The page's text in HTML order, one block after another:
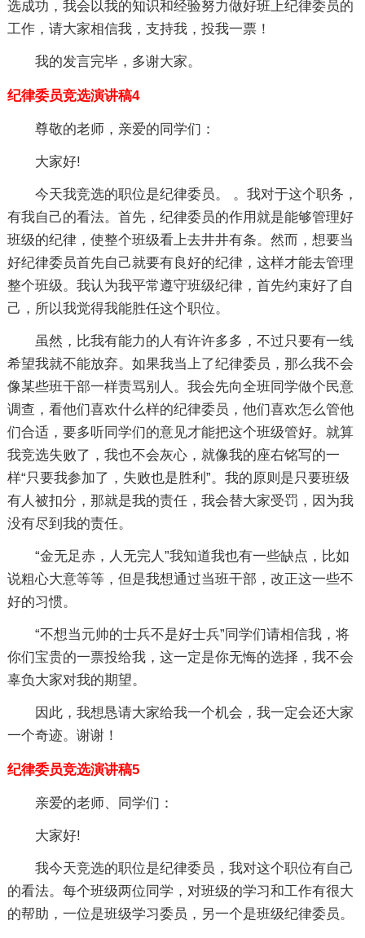
选成功，我会以我的知识和经验努力做好班上纪律委员的
工作，请大家相信我，支持我，投我一票！
我的发言完毕，多谢大家。
纪律委员竞选演讲稿4
尊敬的老师，亲爱的同学们：
大家好!
今天我竞选的职位是纪律委员。 。我对于这个职务，
有我自己的看法。首先，纪律委员的作用就是能够管理好
班级的纪律，使整个班级看上去井井有条。然而，想要当
好纪律委员首先自己就要有良好的纪律，这样才能去管理
整个班级。我认为我平常遵守班级纪律，首先约束好了自
己，所以我觉得我能胜任这个职位。
虽然，比我有能力的人有许许多多，不过只要有一线
希望我就不能放弃。如果我当上了纪律委员，那么我不会
像某些班干部一样责骂别人。我会先向全班同学做个民意
调查，看他们喜欢什么样的纪律委员，他们喜欢怎么管他
们合适，要多听同学们的意见才能把这个班级管好。就算
我竞选失败了，我也不会灰心，就像我的座右铭写的一
样“只要我参加了，失败也是胜利”。我的原则是只要班级
有人被扣分，那就是我的责任，我会替大家受罚，因为我
没有尽到我的责任。
“金无足赤，人无完人”我知道我也有一些缺点，比如
说粗心大意等等，但是我想通过当班干部，改正这一些不
好的习惯。
“不想当元帅的士兵不是好士兵”同学们请相信我，将
你们宝贵的一票投给我，这一定是你无悔的选择，我不会
辜负大家对我的期望。
因此，我想恳请大家给我一个机会，我一定会还大家
一个奇迹。谢谢！
纪律委员竞选演讲稿5
亲爱的老师、同学们：
大家好!
我今天竞选的职位是纪律委员，我对这个职位有自己
的看法。每个班级两位同学，对班级的学习和工作有很大
的帮助，一位是班级学习委员，另一个是班级纪律委员。